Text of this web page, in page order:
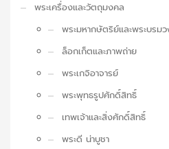
พระเครื่องและวัตถุมงคล
พระมหากษัตริย์และพระบรม
ล็อกเก็ตและภาพถ่าย
พระเกจิอาจารย์
พระพุทธรูปศักดิ์สิทธิ์
เทพเจ้าและสิ่งศักดิ์สิทธิ์
พระดี น่าบูชา